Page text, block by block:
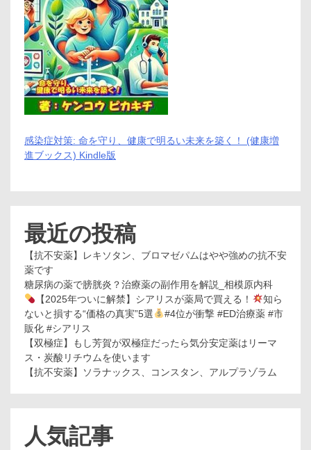
感染症対策: 命を守り、健康で明るい未来を築く！ (健康増
進ブックス) Kindle版
最近の投稿
【抗不安薬】レキソタン、ブロマゼパムはやや強めの抗不安
薬です
糖尿病の薬で膀胱炎？治療薬の副作用を解説_相模原内科
【2025年ついに解禁】シアリスが薬局で買える！
知ら
ないと損する“価格の真実”5選
#4位が衝撃 #ED治療薬 #市
販化 #シアリス
【双極症】もし芳賀が双極症だったら気分安定薬はリーマ
ス・炭酸リチウムを使います
【抗不安薬】ソラナックス、コンスタン、アルプラゾラム
人気記事